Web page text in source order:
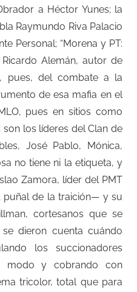
a Héctor Yunes; la
Raymundo Riva Palacio
Personal; “Morena y PT:
Alemán, autor de
pues, del combate a la
de esa mafia en el
pues en sitios como
los líderes del Clan de
José Pablo, Mónica,
no tiene ni la etiqueta, y
Zamora, líder del PMT
puñal de la traición— y su
cortesanos que se
dieron cuenta cuándo
los succionadores
modo y cobrando con
tricolor, total que para